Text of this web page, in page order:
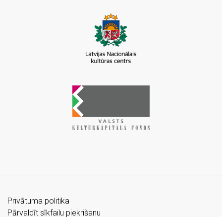
Privātuma politika
Pārvaldīt sīkfailu piekrišanu